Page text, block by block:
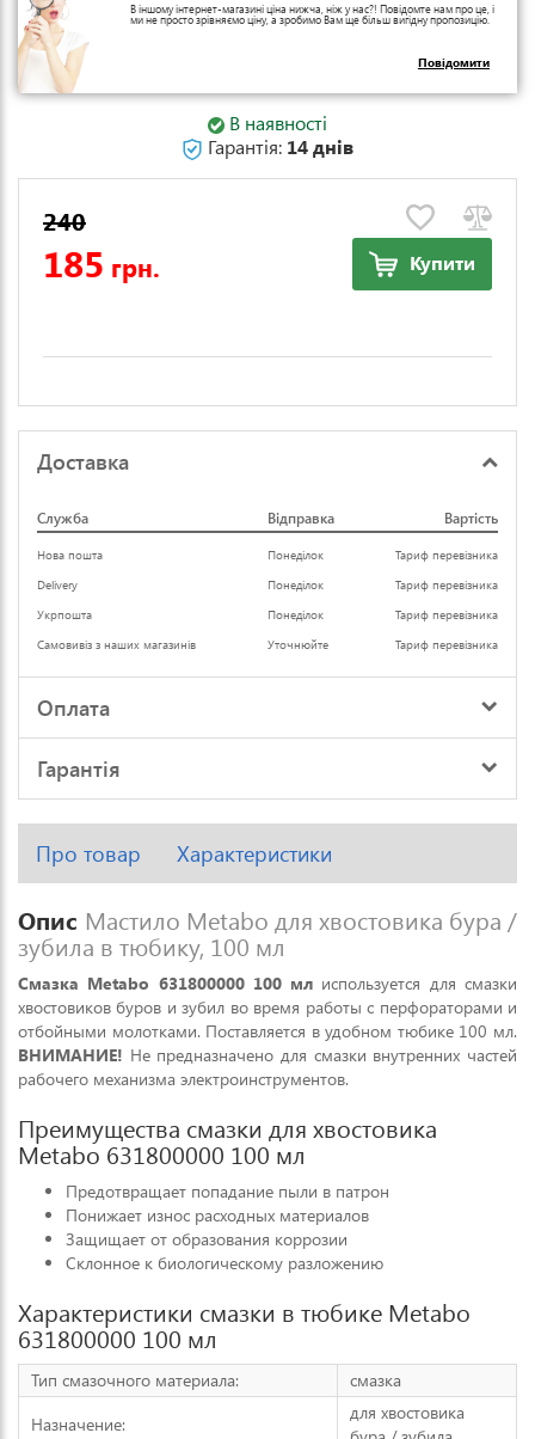
В іншому інтернет-магазині ціна нижча, ніж у нас?! Повідомте нам про це, і
ми не просто зрівняємо ціну, а зробимо Вам ще більш вигідну пропозицію.
Повідомити
В наявності
Гарантія: 14 днів
240
185 грн. Купити
Доставка
Служба Відправка Вартість
Нова пошта Понеділок
Тариф перевізника
Delivery
Понеділок
Тариф перевізника
Укрпошта
Понеділок
Тариф перевізника
Самовивіз з наших магазинів
Уточнюйте Тариф перевізника
Оплата
Гарантія
Про товар Характеристики
Опис Мастило Metabo для хвостовика бура /
зубила в тюбику, 100 мл
Смазка Metabo 631800000 100 мл используется для смазки
хвостовиков буров и зубил во время работы с перфораторами и
отбойными молотками. Поставляется в удобном тюбике 100 мл.
ВНИМАНИЕ! Не предназначено для смазки внутренних частей
рабочего механизма электроинструментов.
Преимущества смазки для хвостовика
Metabo 631800000 100 мл
Предотвращает попадание пыли в патрон
Понижает износ расходных материалов
Защищает от образования коррозии
Склонное к биологическому разложению
Характеристики смазки в тюбике Metabo
631800000 100 мл
Тип смазочного материала:
смазка
Назначение:
для хвостовика